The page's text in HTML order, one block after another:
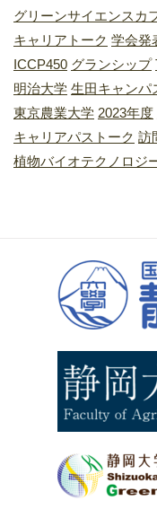
グリーンサイエンスカ
キャリアトーク 学会発
ICCP450 グランシップ
明治大学 生田キャンパ
東京農業大学 2023年度
キャリアパストーク 訪
植物バイオテクノロジ